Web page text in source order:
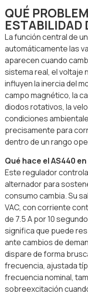
QUÉ
ESTABILIDAD
La función central de
automáticamente las
aparecen cuando
sistema real, el voltaje
influyen la inercia del
campo magnético, la
diodos rotativos, la
condiciones
precisamente para
dentro de un rango
Qué hace el AS440
Este regulador
alternador para
consumo cambia. Su
VAC, con corriente
de 7.5 A por 10
significa que puede
ante cambios de
dispare de forma
frecuencia, ajustada
frecuencia nominal,
sobreexcitación